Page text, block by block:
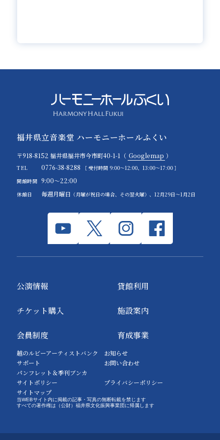
福井県立音楽堂 ハーモニーホールふくい
〒918-8152 福井県福井市今市町40-1-1（ Googlemap ）
TEL 0776-38-8288
［ 受付時間 9:00～12:00、13:00～17:00 ］
開館時間 9:00～22:00
休館日 毎週月曜日 （月曜が祝日の場合、その翌火曜）、12月29日～1月2日
公演情報
チケット購入
会員制度
貸館利用
施設案内
育成事業
越のルビーアーティストバンク
サポート
パンフレット＆季刊ブンカ
お知らせ
お問い合わせ
サイトポリシー
プライバシーポリシー
サイトマップ
当WEBサイト内に掲載の記事・写真の無断転載を禁じます
すべての著作権は（公財）福井県文化振興事業団に帰属します